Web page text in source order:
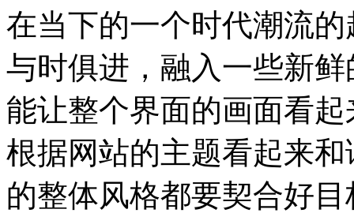
在当下的一个时代潮流
与时俱进，融入一些新
能让整个界面的画面看
根据网站的主题看起来
的整体风格都要契合好